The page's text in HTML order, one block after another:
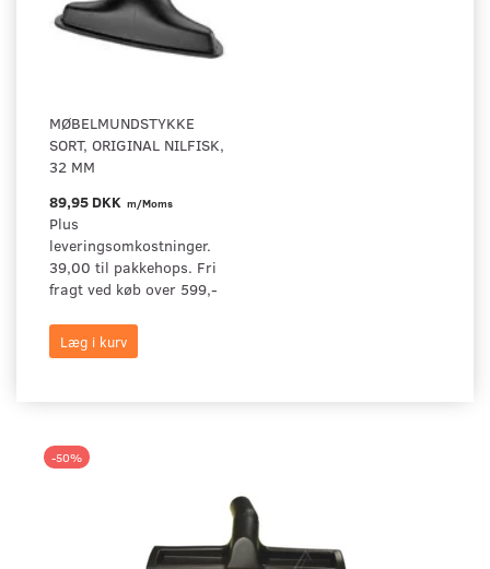
MØBELMUNDSTYKKE
SORT, ORIGINAL NILFISK,
32 MM
89,95 DKK m/Moms
Plus
leveringsomkostninger.
39,00 til pakkehops. Fri
fragt ved køb over 599,-
Læg i kurv
-50%